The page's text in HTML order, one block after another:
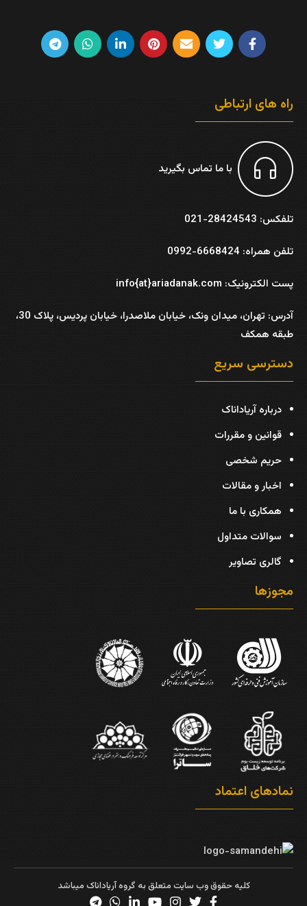
راه های ارتباطی
با ما تماس بگیرید
تلفکس: 28424543-021
تلفن همراه: 6668424-0992
پست الکترونیک: info{at}ariadanak.com
آدرس:
تهران، میدان ونک، خیابان ملاصدرا، خیابان پردیس، پلاک 30،
طبقه همکف
دسترسی سریع
درباره آریاداناک
قوانین و مقررات
حریم شخصی
اخبار و مقالات
همکاری با ما
سوالات متداول
گالری تصاویر
مجوزها
نمادهای اعتماد
کلیه حقوق وب سایت متعلق به گروه آریاداناک میباشد